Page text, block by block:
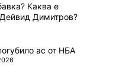
Каква е
Димитров?
ас от НБА